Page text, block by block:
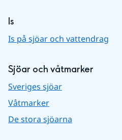
Is
Is på sjöar och vattendrag
Sjöar och våtmarker
Sveriges sjöar
Våtmarker
De stora sjöarna